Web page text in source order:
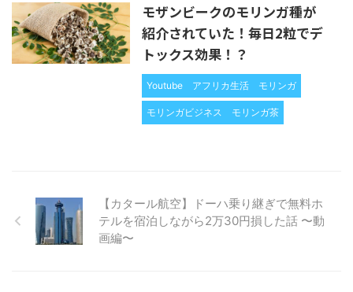
モザンビークのモリンガ種が
紹介されていた！毎日2粒でデ
トックス効果！？
Youtube アフリカ生活 モリンガ
モリンガビジネス モリンガ茶
【カタール航空】ドーハ乗り継ぎで無料ホ
テルを宿泊しながら2万30円損した話 〜動
画編〜